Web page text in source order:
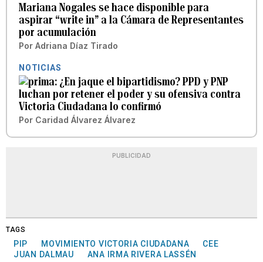
Mariana Nogales se hace disponible para
aspirar “write in” a la Cámara de Representantes
por acumulación
Por Adriana Díaz Tirado
NOTICIAS
¿En jaque el bipartidismo? PPD y PNP
luchan por retener el poder y su ofensiva contra
Victoria Ciudadana lo confirmó
Por Caridad Álvarez Álvarez
PUBLICIDAD
TAGS
PIP MOVIMIENTO VICTORIA CIUDADANA
CEE
JUAN DALMAU
ANA IRMA RIVERA LASSÉN